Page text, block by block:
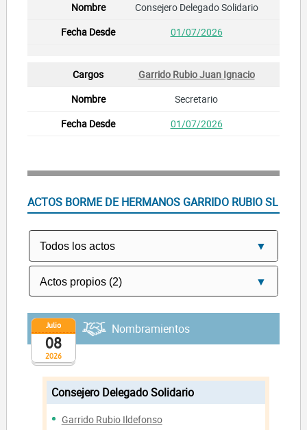
Consejero Delegado Solidario
01/07/2026
Garrido Rubio Juan Ignacio
Secretario
01/07/2026
ACTOS BORME DE HERMANOS GARRIDO RUBIO SL
2026
Julio
08
Nombramientos
Consejero Delegado Solidario
Garrido Rubio Ildefonso